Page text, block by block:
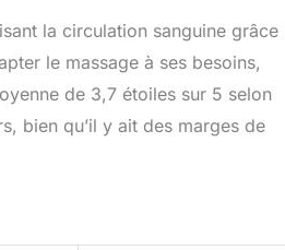
la circulation sanguine grâce
le massage à ses besoins,
de 3,7 étoiles sur 5 selon
bien qu’il y ait des marges de